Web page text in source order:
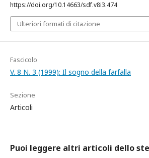
https://doi.org/10.14663/sdf.v8i3.474
Ulteriori formati di citazione
Fascicolo
V. 8 N. 3 (1999): Il sogno della farfalla
Sezione
Articoli
Puoi leggere altri articoli dello